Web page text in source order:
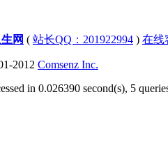
网 ( 站长QQ：201922994 ) 在线
2012 Comsenz Inc.
in 0.026390 second(s), 5